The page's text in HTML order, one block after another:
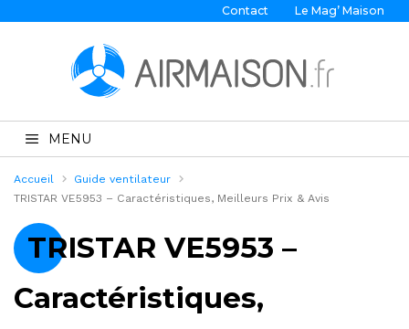
Contact Le Mag’ Maison
MENU
Accueil
Guide ventilateur
TRISTAR VE5953 – Caractéristiques, Meilleurs Prix & Avis
TRISTAR VE5953 –
Caractéristiques,